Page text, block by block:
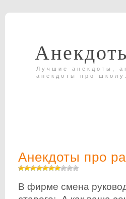
Лучшие анекдоты,
анекдоты про школу.
Анекдоты про
В фирме смена